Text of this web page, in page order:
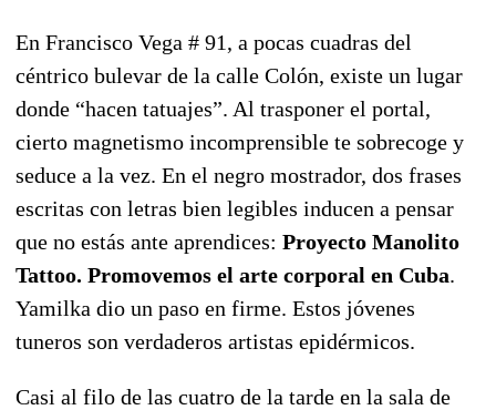
En Francisco Vega # 91, a pocas cuadras del
céntrico bulevar de la calle Colón, existe un lugar
donde “hacen tatuajes”. Al trasponer el portal,
cierto magnetismo incomprensible te sobrecoge y
seduce a la vez. En el negro mostrador, dos frases
escritas con letras bien legibles inducen a pensar
que no estás ante aprendices: Proyecto Manolito
Tattoo. Promovemos el arte corporal en Cuba.
Yamilka dio un paso en firme. Estos jóvenes
tuneros son verdaderos artistas epidérmicos.
Casi al filo de las cuatro de la tarde en la sala de